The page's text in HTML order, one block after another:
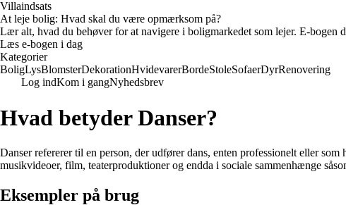
Villaindsats
At leje bolig: Hvad skal du være opmærksom på?
Lær alt, hvad du behøver for at navigere i boligmarkedet som lejer. E-
Læs e-bogen i dag
Kategorier
BoligLysBlomsterDekorationHvidevarerBordeStoleSofaerDyrRenovering
Log indKom i gangNyhedsbrev
Hvad betyder Danser?
Danser refererer til en person, der udfører dans, enten professionelt eller
musikvideoer, film, teaterproduktioner og endda i sociale sammenhænge
Eksempler på brug